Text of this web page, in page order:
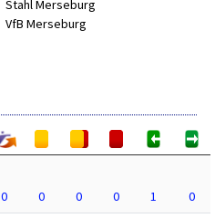
Stahl Merseburg
VfB Merseburg
0 0 0 0 1
0